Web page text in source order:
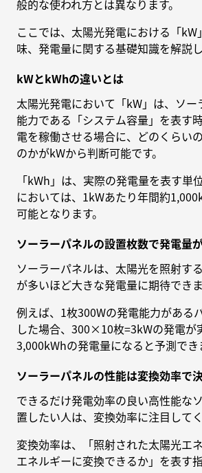
般的な使われ方とは異なります。
ここでは、太陽光発電における「
味、発電量に関する基礎知識を解説し
kWとkWhの違いとは
太陽光発電において「kW」は、ソ
能力である「システム容量」を表す
電を稼働させる場合に、どのくらい
のかがkWから判断可能です。
「kWh」は、実際の発電量を表す単
においては、1kWあたり年間約
可能となります。
ソーラーパネルの設置枚数で発電量
ソーラーパネルは、太陽光を照射す
が多いほど大きな発電量に期待できま
例えば、1枚300Wの発電能力がある
した場合、300×10枚=3kWの発電が
3,000kWhの発電量になると予測でき
ソーラーパネルの性能は変換効率で
できるだけ発電効率の良い高性能な
置したい人は、変換効率に注目してく
変換効率は、「照射された太陽光エ
エネルギーに変換できるか」を表す指